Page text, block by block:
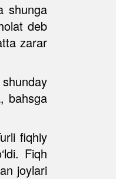
shunga
deb
zarar
bahsga
fiqhiy
Fiqh
joylari